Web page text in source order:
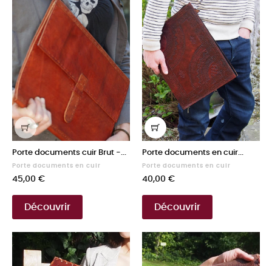
Porte documents cuir Brut -...
Porte documents en cuir
Prix
45,00 €
Découvrir
Porte documents en cuir...
Porte documents en cuir
Prix
40,00 €
Découvrir